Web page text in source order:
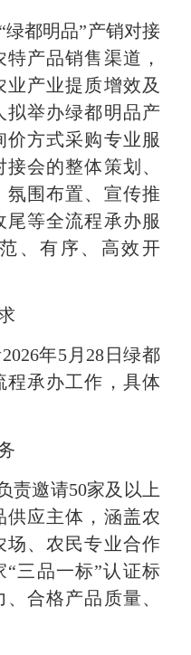
都明品”产销对接
产品销售渠道，
产业提质增效及
拟举办绿都明品产
价方式采购专业服
会的整体策划、
氛围布置、宣传推
尾等全流程承办服
、有序、高效开
年5月28日绿都
程承办工作，具体
邀请50家及以上
应主体，涵盖农
场、农民专业合作
三品一标”认证标
合格产品质量、